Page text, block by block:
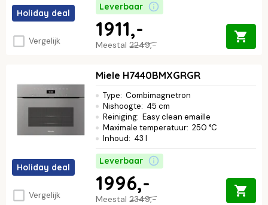
Holiday deal
Vergelijk
Leverbaar
Meestal 2249,-
1911,-
Holiday deal
Vergelijk
Miele H7440BMXGRGR
Type: Combimagnetron
Nishoogte: 45 cm
Reiniging: Easy clean emaille
Maximale temperatuur: 250 °C
Inhoud: 43 l
Leverbaar
Meestal 2349,-
1996,-